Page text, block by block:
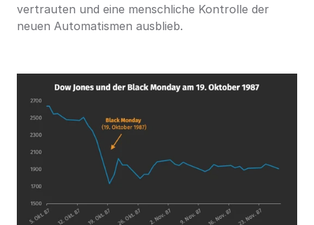
vertrauten und eine menschliche Kontrolle der
neuen Automatismen ausblieb.